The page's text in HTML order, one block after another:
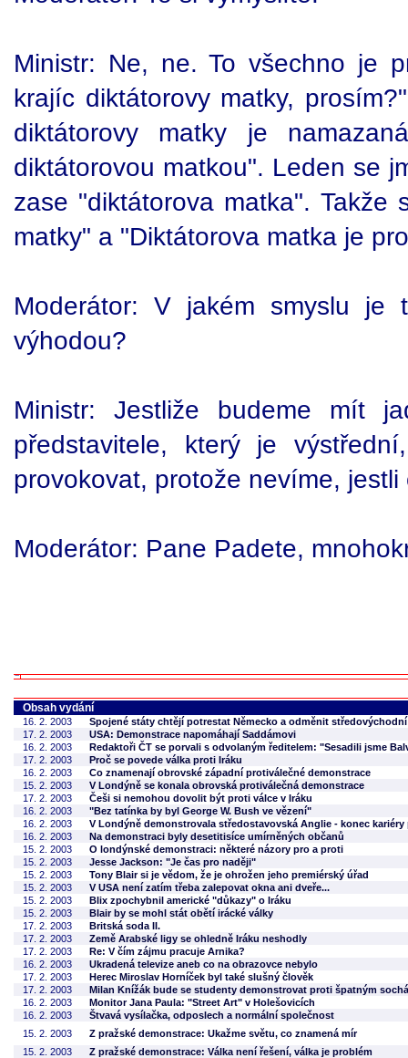
Ministr: Ne, ne. To všechno je
krajíc diktátorovy matky,
diktátorovy matky je
diktátorovou matkou". Leden se
zase "diktátorova matka".
matky" a "Diktátorova matka je
Moderátor: V jakém smyslu je
výhodou?
Ministr: Jestliže budeme mít
představitele, který je
provokovat, protože nevíme,
Moderátor: Pane Padete,
Obsah vydání
16. 2. 2003
Spojené státy chtějí potrestat Německo a odměnit
17. 2. 2003
USA: Demonstrace napomáhají Saddámovi
16. 2. 2003
Redaktoři ČT se porvali s odvolaným ředitelem: "Sesadili jsme
17. 2. 2003
Proč se povede válka proti Iráku
16. 2. 2003
Co znamenají obrovské západní protiválečné demonstrace
15. 2. 2003
V Londýně se konala obrovská protiválečná demonstrace
17. 2. 2003
Češi si nemohou dovolit být proti válce v Iráku
16. 2. 2003
"Bez tatínka by byl George W. Bush ve vězení"
16. 2. 2003
V Londýně demonstrovala středostavovská Anglie - konec kariéry
16. 2. 2003
Na demonstraci byly desetitisíce umírněných občanů
15. 2. 2003
O londýnské demonstraci: některé názory pro a proti
15. 2. 2003
Jesse Jackson: "Je čas pro naději"
15. 2. 2003
Tony Blair si je vědom, že je ohrožen jeho premiérský úřad
15. 2. 2003
V USA není zatím třeba zalepovat okna ani dveře...
15. 2. 2003
Blix zpochybnil americké "důkazy" o Iráku
15. 2. 2003
Blair by se mohl stát obětí irácké války
17. 2. 2003
Britská soda II.
17. 2. 2003
Země Arabské ligy se ohledně Iráku neshodly
17. 2. 2003
Re: V čím zájmu pracuje Arnika?
16. 2. 2003
Ukradená televize aneb co na obrazovce nebylo
17. 2. 2003
Herec Miroslav Horníček byl také slušný člověk
17. 2. 2003
Milan Knížák bude se studenty demonstrovat proti špatným
16. 2. 2003
Monitor Jana Paula: "Street Art" v Holešovicích
16. 2. 2003
Štvavá vysílačka, odposlech a normální společnost
15. 2. 2003
Z pražské demonstrace: Ukažme světu, co znamená mír
15. 2. 2003
Z pražské demonstrace: Válka není řešení, válka je problém